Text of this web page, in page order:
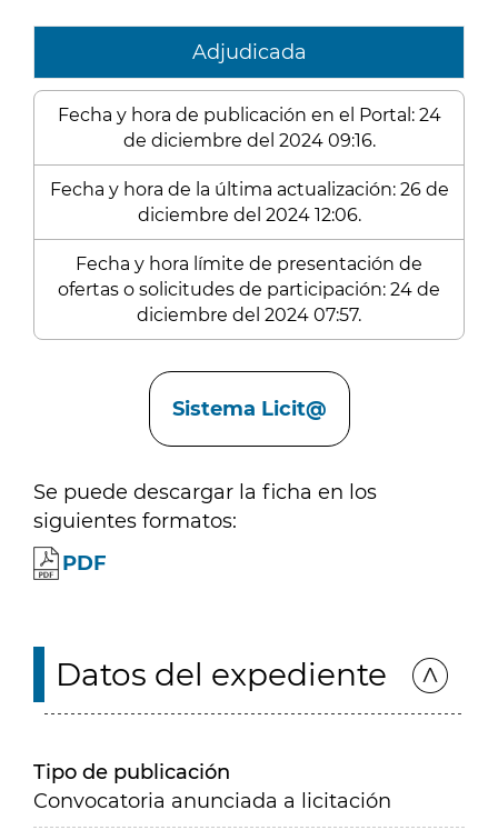
Adjudicada
Fecha y hora de publicación en el Portal: 24
de diciembre del 2024 09:16.
Fecha y hora de la última actualización: 26 de
diciembre del 2024 12:06.
Fecha y hora límite de presentación de
ofertas o solicitudes de participación: 24 de
diciembre del 2024 07:57.
Sistema Licit@
Se puede descargar la ficha en los
siguientes formatos:
PDF
Datos del expediente
Tipo de publicación
Convocatoria anunciada a licitación